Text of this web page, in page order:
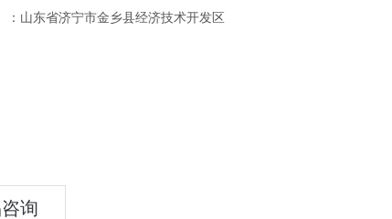
：山东省济宁市金乡县经济技术开发区
询